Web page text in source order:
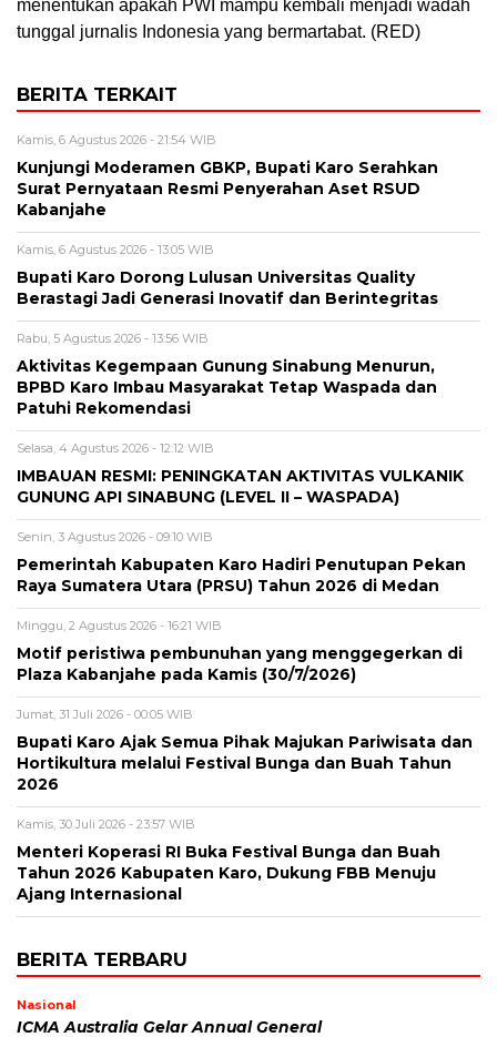
menentukan apakah PWI mampu kembali menjadi wadah
tunggal jurnalis Indonesia yang bermartabat. (RED)
BERITA TERKAIT
Kamis, 6 Agustus 2026 - 21:54 WIB
Kunjungi Moderamen GBKP, Bupati Karo Serahkan
Surat Pernyataan Resmi Penyerahan Aset RSUD
Kabanjahe
Kamis, 6 Agustus 2026 - 13:05 WIB
Bupati Karo Dorong Lulusan Universitas Quality
Berastagi Jadi Generasi Inovatif dan Berintegritas
Rabu, 5 Agustus 2026 - 13:56 WIB
Aktivitas Kegempaan Gunung Sinabung Menurun,
BPBD Karo Imbau Masyarakat Tetap Waspada dan
Patuhi Rekomendasi
Selasa, 4 Agustus 2026 - 12:12 WIB
IMBAUAN RESMI: PENINGKATAN AKTIVITAS VULKANIK
GUNUNG API SINABUNG (LEVEL II – WASPADA)
Senin, 3 Agustus 2026 - 09:10 WIB
Pemerintah Kabupaten Karo Hadiri Penutupan Pekan
Raya Sumatera Utara (PRSU) Tahun 2026 di Medan
Minggu, 2 Agustus 2026 - 16:21 WIB
Motif peristiwa pembunuhan yang menggegerkan di
Plaza Kabanjahe pada Kamis (30/7/2026)
Jumat, 31 Juli 2026 - 00:05 WIB
Bupati Karo Ajak Semua Pihak Majukan Pariwisata dan
Hortikultura melalui Festival Bunga dan Buah Tahun
2026
Kamis, 30 Juli 2026 - 23:57 WIB
Menteri Koperasi RI Buka Festival Bunga dan Buah
Tahun 2026 Kabupaten Karo, Dukung FBB Menuju
Ajang Internasional
BERITA TERBARU
Nasional
ICMA Australia Gelar Annual General